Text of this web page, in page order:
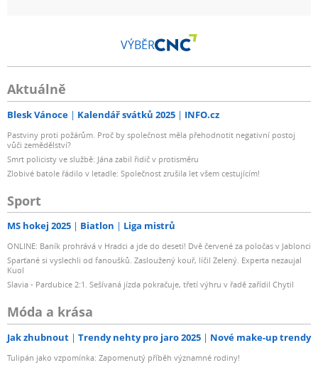
VÝBĚR
Aktuálně
Blesk Vánoce Kalendář svátků 2025 INFO.cz
Pastviny proti požárům. Proč by společnost měla přehodnotit negativní postoj
vůči zemědělství?
Smrt policisty ve službě: Jána zabil řidič v protisměru
Zlobivé batole řádilo v letadle: Společnost zrušila let všem cestujícím!
Sport
MS hokej 2025 Biatlon Liga mistrů
ONLINE: Baník prohrává v Hradci a jde do deseti! Dvě červené za poločas v Jablonci
Sparťané si vyslechli od fanoušků. Zasloužený kouř, líčil Zelený. Experta nezaujal
Kuol
Slavia - Pardubice 2:1. Sešívaná jízda pokračuje, třetí výhru v řadě zařídil Chytil
Móda a krása
Jak zhubnout Trendy nehty pro jaro 2025 Nové make-up trendy
Tulipán jako vzpomínka: Zapomenutý příběh významné rodiny!